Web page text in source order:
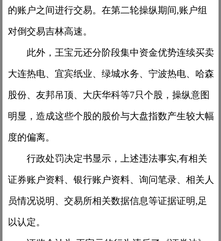
的账户之间进行交易。在第二轮操纵期间,账户组
对倒交易吉林高速。
此外，王宝元还分阶段集中资金优势连续买卖
大连热电、宜宾纸业、绿城水务、宁波热电、哈森
股份、友邦吊顶、大庆华科等7只个股，操纵意图
明显，造成这些个股的股价与大盘指数产生较大幅
度的偏离。
行政处罚决定书显示，上述违法事实,有相关
证券账户资料、银行账户资料、询问笔录、相关人
员情况说明、交易所相关数据信息等证据证明,足
以认定。